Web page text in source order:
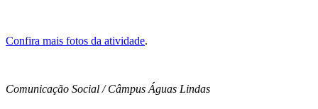
Confira mais fotos da atividade.
Comunicação Social / Câmpus Águas Lindas